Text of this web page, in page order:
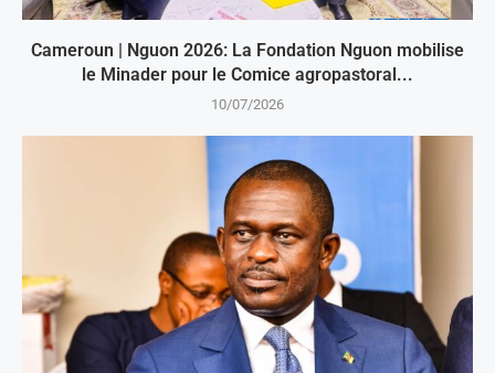
Cameroun | Nguon 2026: La Fondation Nguon mobilise
le Minader pour le Comice agropastoral...
10/07/2026